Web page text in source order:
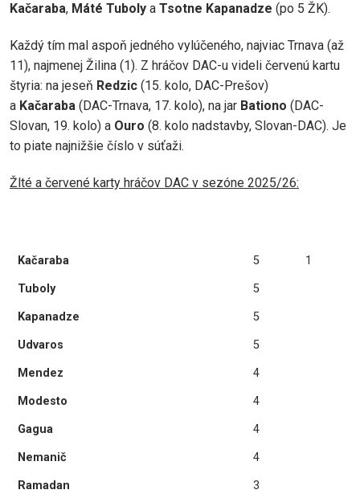
Kačaraba, Máté Tuboly a Tsotne Kapanadze (po 5 ŽK).
Každý tím mal aspoň jedného vylúčeného, najviac Trnava (až
11), najmenej Žilina (1). Z hráčov DAC-u videli červenú kartu
štyria: na jeseň Redzic (15. kolo, DAC-Prešov)
a Kačaraba (DAC-Trnava, 17. kolo), na jar Bationo (DAC-
Slovan, 19. kolo) a Ouro (8. kolo nadstavby, Slovan-DAC). Je
to piate najnižšie číslo v súťaži.
Žlté a červené karty hráčov DAC v sezóne 2025/26:
Kačaraba 5 1
Tuboly 5
Kapanadze 5
Udvaros 5
Mendez 4
Modesto 4
Gagua 4
Nemanič 4
Ramadan 3